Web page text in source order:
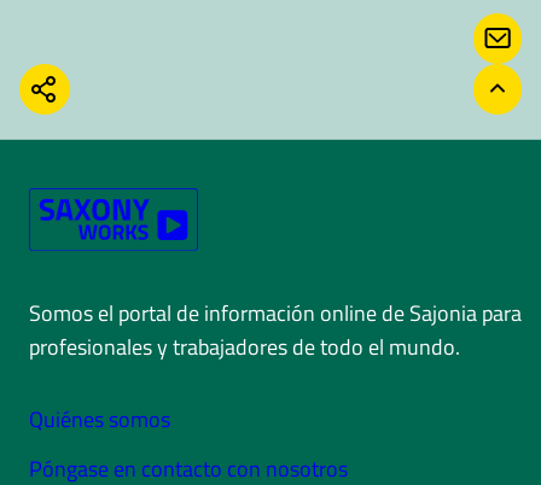
COMPARTIR
Somos el portal de información online de Sajonia para
profesionales y trabajadores de todo el mundo.
Quiénes somos
Póngase en contacto con nosotros